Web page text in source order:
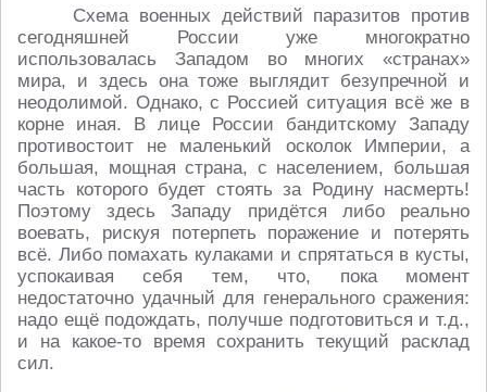
Схема военных действий паразитов против
сегодняшней России уже многократно
использовалась Западом во многих «странах»
мира, и здесь она тоже выглядит безупречной и
неодолимой. Однако, с Россией ситуация всё же в
корне иная. В лице России бандитскому Западу
противостоит не маленький осколок Империи, а
большая, мощная страна, с населением, большая
часть которого будет стоять за Родину насмерть!
Поэтому здесь Западу придётся либо реально
воевать, рискуя потерпеть поражение и потерять
всё. Либо помахать кулаками и спрятаться в кусты,
успокаивая себя тем, что, пока момент
недостаточно удачный для генерального сражения:
надо ещё подождать, получше подготовиться и т.д.,
и на какое-то время сохранить текущий расклад
сил.